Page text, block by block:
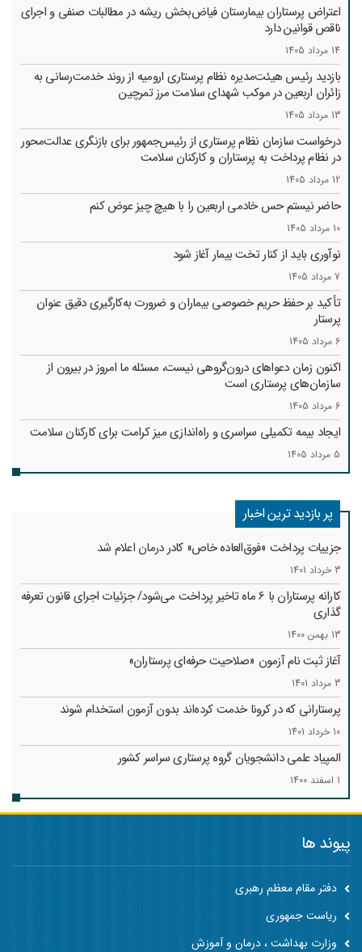
اعتراض پرستاران بیمارستان فیاض‌بخش ریشه در مطالبات صنفی و اجرای
ناقص قوانین دارد
14 مرداد 1405
بازدید رئیس هیئت‌مدیره نظام پرستاری ارومیه از روند خدمت‌رسانی به
زائران اربعین در موکب شهدای سلامت مرز تمرچین
13 مرداد 1405
درخواست سازمان نظام پرستاری از رئیس‌جمهور برای بازنگری عدالت‌محور
در نظام پرداخت به پرستاران و کارکنان سلامت
12 مرداد 1405
حاضر نیستم حس خادمی اربعین را با هیچ چیز عوض کنم
10 مرداد 1405
نوآوری باید از کنار تخت بیمار آغاز شود
7 مرداد 1405
تأکید بر حفظ حریم خصوصی بیماران و ضرورت به‌کارگیری دقیق عنوان
پرستار
6 مرداد 1405
اکنون زمان دعواهای درون‌گروهی نیست، مسئله ما امروز در بیرون از
سازمان‌های پرستاری است
6 مرداد 1405
ایجاد بیمه تکمیلی سراسری و راه‌اندازی میز کرامت برای کارکنان سلامت
5 مرداد 1405
پر بازدید ترین اخبار
جزییات پرداخت «فوق‌العاده خاص» کادر درمان اعلام شد
3 خرداد 1401
کارانه‌ پرستاران با 6 ماه تاخیر پرداخت می‌شود/ جزئیات اجرای قانون تعرفه
گذاری
13 بهمن 1400
آغاز ثبت نام آزمون «صلاحیت حرفه‌ای پرستاران»
3 مرداد 1401
پرستارانی که در کرونا خدمت کرد‌ه‌اند بدون آزمون استخدام شوند
10 خرداد 1401
المپیاد علمی دانشجویان گروه پرستاری سراسر کشور
1 اسفند 1400
پیوند ها
دفتر مقام معظم رهبری
ریاست جمهوری
وزارت بهداشت ، درمان و آموزش